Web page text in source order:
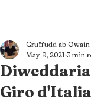
Giro
Gruffudd ab Owain
May 9, 2021 3 min